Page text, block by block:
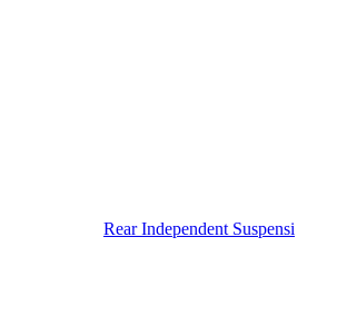
Rear Independent Suspensi